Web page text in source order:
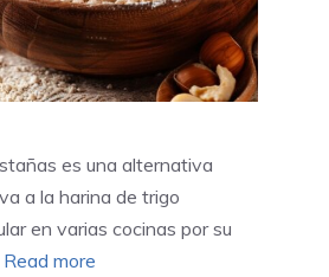
es una alternativa
a la harina de trigo
en varias cocinas por su
Read more